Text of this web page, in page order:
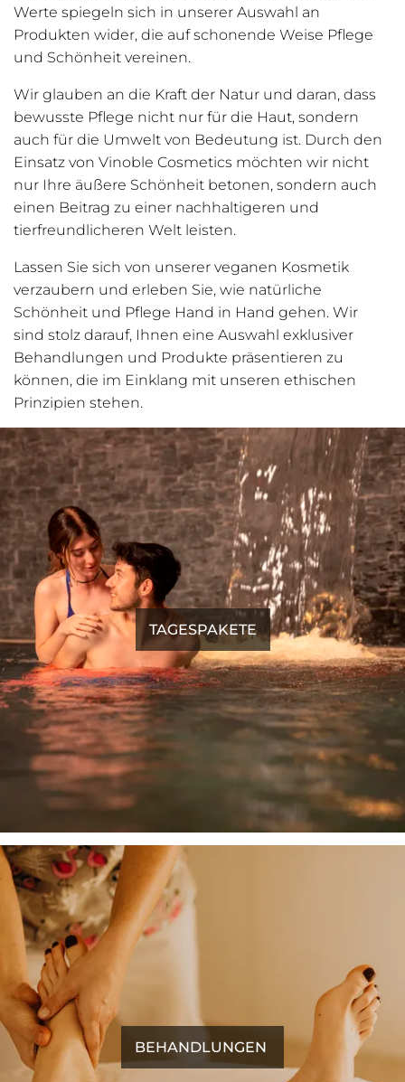
Werte spiegeln sich in unserer Auswahl an
Produkten wider, die auf schonende Weise Pflege
und Schönheit vereinen.
Wir glauben an die Kraft der Natur und daran, dass
bewusste Pflege nicht nur für die Haut, sondern
auch für die Umwelt von Bedeutung ist. Durch den
Einsatz von Vinoble Cosmetics möchten wir nicht
nur Ihre äußere Schönheit betonen, sondern auch
einen Beitrag zu einer nachhaltigeren und
tierfreundlicheren Welt leisten.
Lassen Sie sich von unserer veganen Kosmetik
verzaubern und erleben Sie, wie natürliche
Schönheit und Pflege Hand in Hand gehen. Wir
sind stolz darauf, Ihnen eine Auswahl exklusiver
Behandlungen und Produkte präsentieren zu
können, die im Einklang mit unseren ethischen
Prinzipien stehen.
TAGESPAKETE
BEHANDLUNGEN